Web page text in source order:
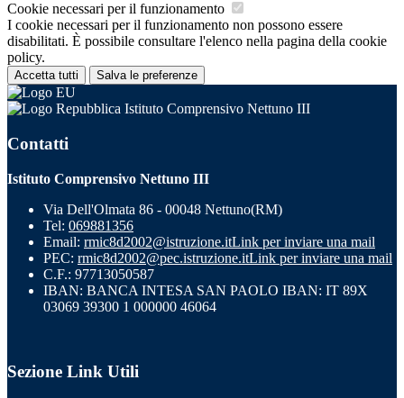
Cookie necessari per il funzionamento
I cookie necessari per il funzionamento non possono essere
disabilitati. È possibile consultare l'elenco nella pagina della cookie
policy.
Accetta tutti Salva le preferenze
Istituto Comprensivo Nettuno III
Contatti
Istituto Comprensivo Nettuno III
Via Dell'Olmata 86 - 00048 Nettuno(RM)
Tel: 069881356
Email: rmic8d2002@istruzione.itLink per inviare una mail
PEC: rmic8d2002@pec.istruzione.itLink per inviare una mail
C.F.: 97713050587
IBAN: BANCA INTESA SAN PAOLO IBAN: IT 89X
03069 39300 1 000000 46064
Sezione Link Utili